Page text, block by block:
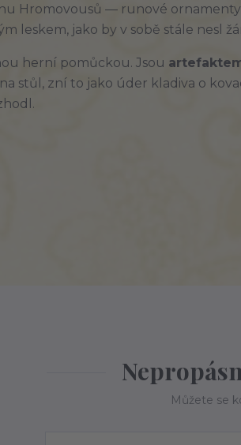
Hromovousů — runové
leskem, jako by v sobě stále nesl
herní pomůckou. Jsou
stůl, zní to jako úder kladiva o
Můžete se